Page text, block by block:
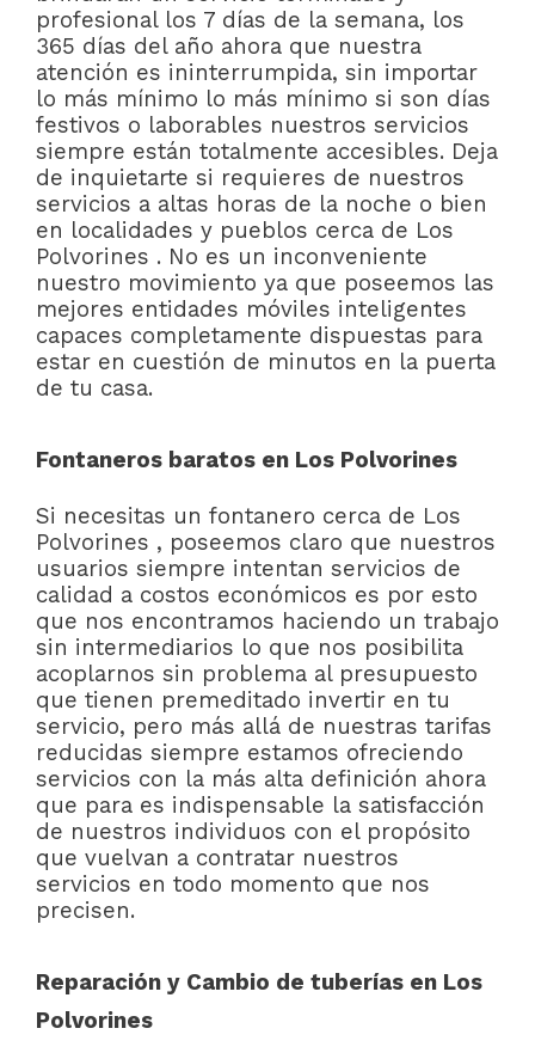
profesional los 7 días de la semana, los
365 días del año ahora que nuestra
atención es ininterrumpida, sin importar
lo más mínimo lo más mínimo si son días
festivos o laborables nuestros servicios
siempre están totalmente accesibles. Deja
de inquietarte si requieres de nuestros
servicios a altas horas de la noche o bien
en localidades y pueblos cerca de Los
Polvorines . No es un inconveniente
nuestro movimiento ya que poseemos las
mejores entidades móviles inteligentes
capaces completamente dispuestas para
estar en cuestión de minutos en la puerta
de tu casa.
Fontaneros baratos en Los Polvorines
Si necesitas un fontanero cerca de Los
Polvorines , poseemos claro que nuestros
usuarios siempre intentan servicios de
calidad a costos económicos es por esto
que nos encontramos haciendo un trabajo
sin intermediarios lo que nos posibilita
acoplarnos sin problema al presupuesto
que tienen premeditado invertir en tu
servicio, pero más allá de nuestras tarifas
reducidas siempre estamos ofreciendo
servicios con la más alta definición ahora
que para es indispensable la satisfacción
de nuestros individuos con el propósito
que vuelvan a contratar nuestros
servicios en todo momento que nos
precisen.
Reparación y Cambio de tuberías en Los
Polvorines